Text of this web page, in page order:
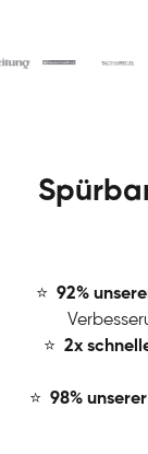
⭐ 92%
⭐ 2x
⭐ 98%